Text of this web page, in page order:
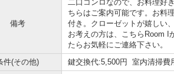
備考
二口コンロなので、お料理好
ちらはご案内可能です。お料
付き。クローゼットが嬉しい
お考えの方は、こちらRoom I
たらお気軽にご連絡下さい。
件(その他)
鍵交換代:5,500円 室内清掃費